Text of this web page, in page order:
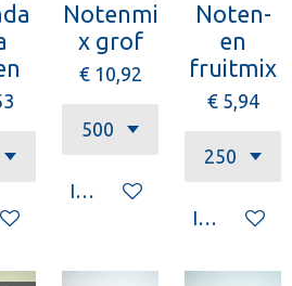
Notenmi
x grof
€ 10,92
In winkelwagen
Noten-
en
fruitmix
€ 5,94
In